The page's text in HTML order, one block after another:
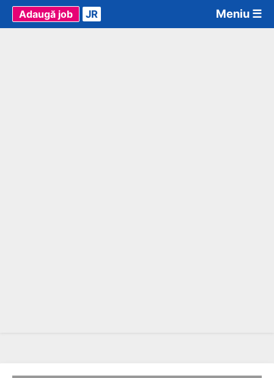
Meniu ☰
Adaugă job JR